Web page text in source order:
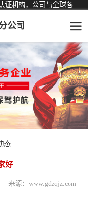
公司
态
好
来源：www.gdzqjz.com
证业务一览表
量管理体系认证
环境管理体系认证
ISO45001职业健康安全管理体系认证
务认证
信息安全管理体系认证